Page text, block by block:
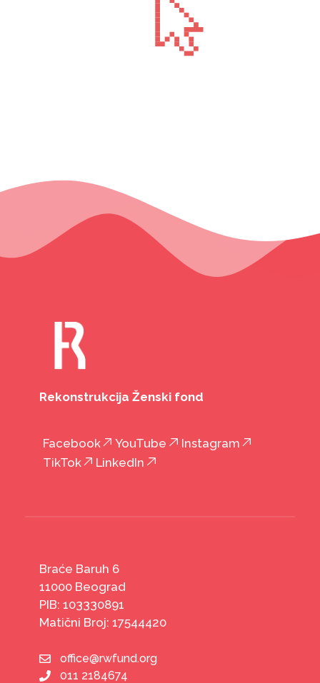
Rekonstrukcija Ženski fond
Facebook YouTube
Instagram
TikTok
LinkedIn
Braće Baruh 6
11000 Beograd
PIB: 103330891
Matični Broj: 17544420
office@rwfund.org
011 2184674